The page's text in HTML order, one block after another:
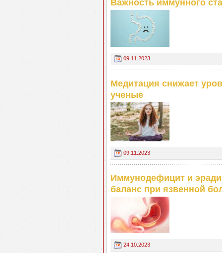
Важность иммунного
09.11.2023
Медитация снижает
ученые
09.11.2023
Иммунодефицит и
баланс при язвенной
24.10.2023